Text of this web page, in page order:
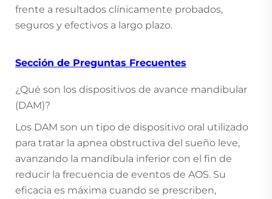
frente a resultados clínicamente probados,
seguros y efectivos a largo plazo.
Sección de Preguntas Frecuentes
¿Qué son los dispositivos de avance mandibular
(DAM)?
Los DAM son un tipo de dispositivo oral utilizado
para tratar la apnea obstructiva del sueño leve,
avanzando la mandíbula inferior con el fin de
reducir la frecuencia de eventos de AOS. Su
eficacia es máxima cuando se prescriben,